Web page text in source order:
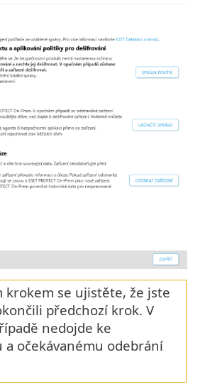
krokem se ujistěte, že jste
předchozí krok. V
nedojde ke
očekávanému odebrání